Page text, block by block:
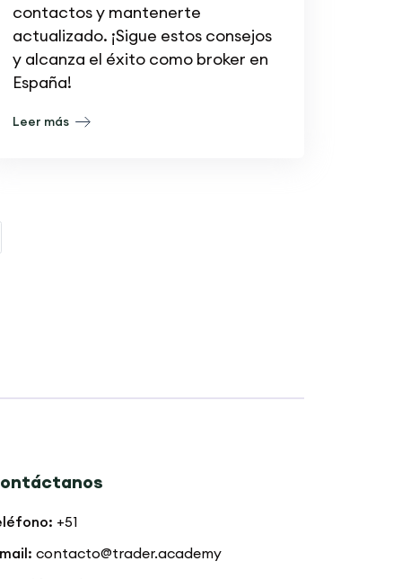
contactos y mantenerte
actualizado. ¡Sigue estos consejos
y alcanza el éxito como broker en
España!
Leer más
+51
contacto@trader.academy